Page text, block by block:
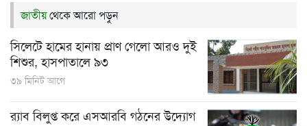
জাতীয়থেকে আরো পড়ুন
সিলেটে হামের হানায় প্রাণ গেলো আরও দুই
শিশুর, হাসপাতালে ৯৩
৩৯ মিনিট আগে
র‍্যাব বিলুপ্ত করে এসআরবি গঠনের উদ্যোগ